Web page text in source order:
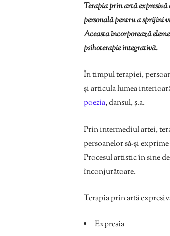
Terapia prin artă expresivă
personală pentru a sprijini
Aceasta încorporează
psihoterapie integrativă.
În timpul terapiei,
și articula lumea
poezia, dansul, ș.a.
Prin intermediul artei,
persoanelor să-și
Procesul artistic în sine
înconjurătoare.
Terapia prin artă
Expresia